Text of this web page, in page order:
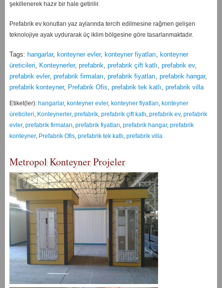
şekillenerek hazır bir hale getirilir.
Prefabrik ev konutları yaz aylarında tercih edilmesine rağmen gelişen
teknolojiye ayak uydurarak üç iklim bölgesine göre tasarlanmaktadır.
Tags: hangarlar, konteyner evler, konteyner fiyatları, konteyner
üreticileri, Konteynerler, prefabrik, prefabrik çift katlı, prefabrik ev,
prefabrik evler, prefabrik firmaları, prefabrik fiyatları, prefabrik hangar,
prefabrik konteyner, Prefabrik Ofis, prefabrik tek katlı, prefabrik villa
Etiket(ler): hangarlar, konteyner evler, konteyner fiyatları, konteyner
üreticileri, Konteynerler, prefabrik, prefabrik çift katlı, prefabrik ev, prefabrik
evler, prefabrik firmaları, prefabrik fiyatları, prefabrik hangar, prefabrik
konteyner, Prefabrik Ofis, prefabrik tek katlı, prefabrik villa
Metropol Konteyner Projeler